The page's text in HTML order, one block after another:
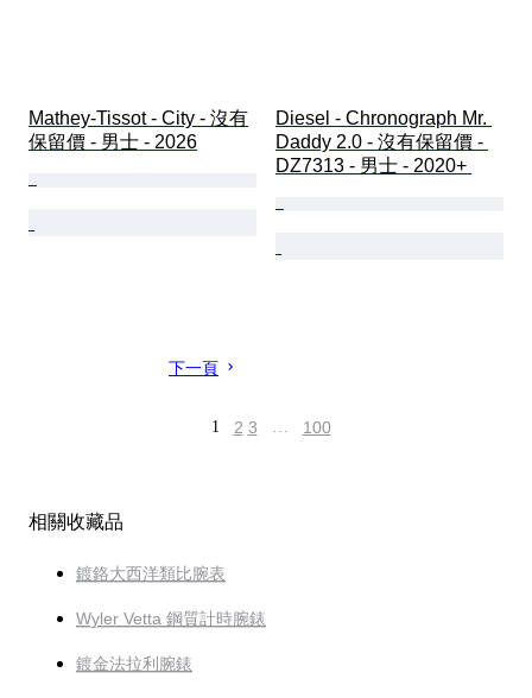
Mathey-Tissot - City - 沒有
保留價 - 男士 - 2026
Diesel - Chronograph Mr.
Daddy 2.0 - 沒有保留價 -
DZ7313 - 男士 - 2020+
下一頁
1 2 3 … 100
相關收藏品
鍍鉻大西洋類比腕表
Wyler Vetta 鋼質計時腕錶
鍍金法拉利腕錶